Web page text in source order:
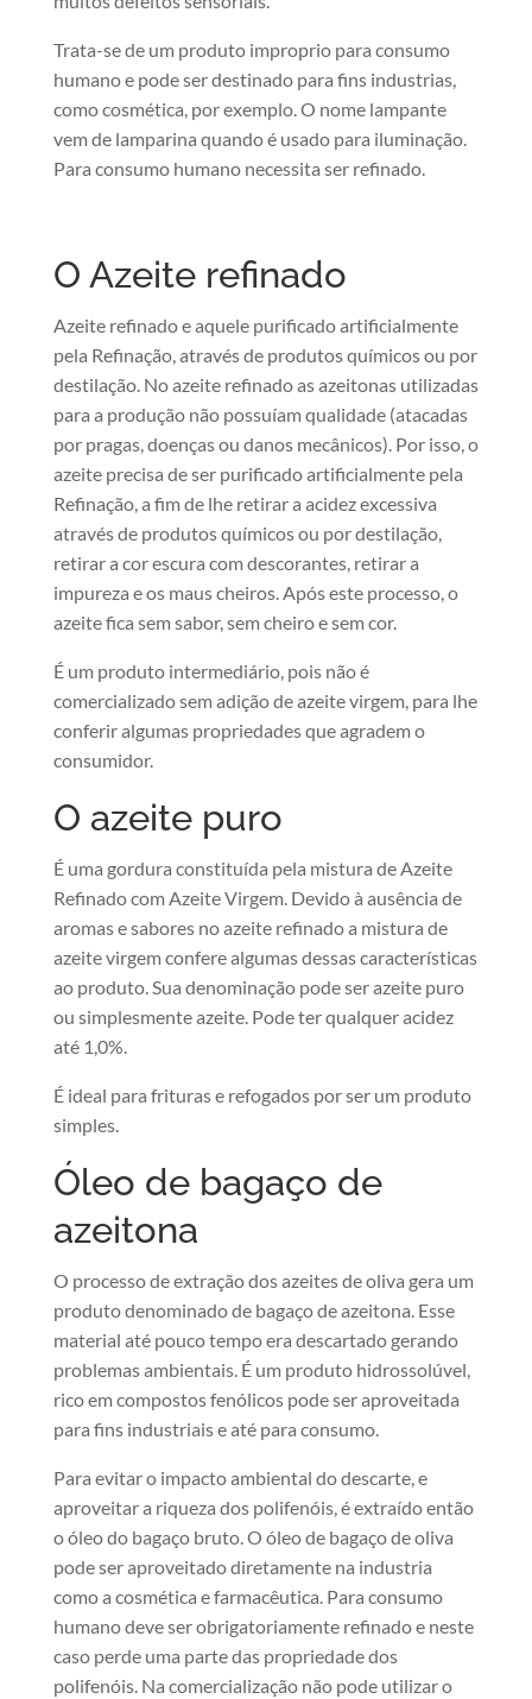
Trata-se de um produto improprio para consumo
humano e pode ser destinado para fins industrias,
como cosmética, por exemplo. O nome lampante
vem de lamparina quando é usado para iluminação.
Para consumo humano necessita ser refinado.
O Azeite refinado
Azeite refinado e aquele purificado artificialmente
pela Refinação, através de produtos químicos ou por
destilação. No azeite refinado as azeitonas utilizadas
para a produção não possuíam qualidade (atacadas
por pragas, doenças ou danos mecânicos). Por isso, o
azeite precisa de ser purificado artificialmente pela
Refinação, a fim de lhe retirar a acidez excessiva
através de produtos químicos ou por destilação,
retirar a cor escura com descorantes, retirar a
impureza e os maus cheiros. Após este processo, o
azeite fica sem sabor, sem cheiro e sem cor.
É um produto intermediário, pois não é
comercializado sem adição de azeite virgem, para lhe
conferir algumas propriedades que agradem o
consumidor.
O azeite puro
É uma gordura constituída pela mistura de Azeite
Refinado com Azeite Virgem. Devido à ausência de
aromas e sabores no azeite refinado a mistura de
azeite virgem confere algumas dessas características
ao produto. Sua denominação pode ser azeite puro
ou simplesmente azeite. Pode ter qualquer acidez
até 1,0%.
É ideal para frituras e refogados por ser um produto
simples.
Óleo de bagaço de
azeitona
O processo de extração dos azeites de oliva gera um
produto denominado de bagaço de azeitona. Esse
material até pouco tempo era descartado gerando
problemas ambientais. É um produto hidrossolúvel,
rico em compostos fenólicos pode ser aproveitada
para fins industriais e até para consumo.
Para evitar o impacto ambiental do descarte, e
aproveitar a riqueza dos polifenóis, é extraído então
o óleo do bagaço bruto. O óleo de bagaço de oliva
pode ser aproveitado diretamente na industria
como a cosmética e farmacêutica. Para consumo
humano deve ser obrigatoriamente refinado e neste
caso perde uma parte das propriedade dos
polifenóis. Na comercialização não pode utilizar o